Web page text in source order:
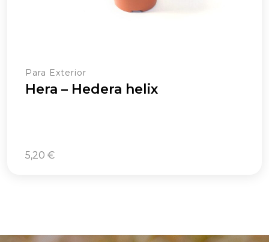
Para Exterior
Hera – Hedera helix
5,20 €